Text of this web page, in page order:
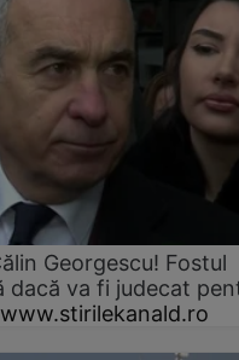
Georgescu! Fostul
dacă va fi judecat
www.stirilekanald.ro